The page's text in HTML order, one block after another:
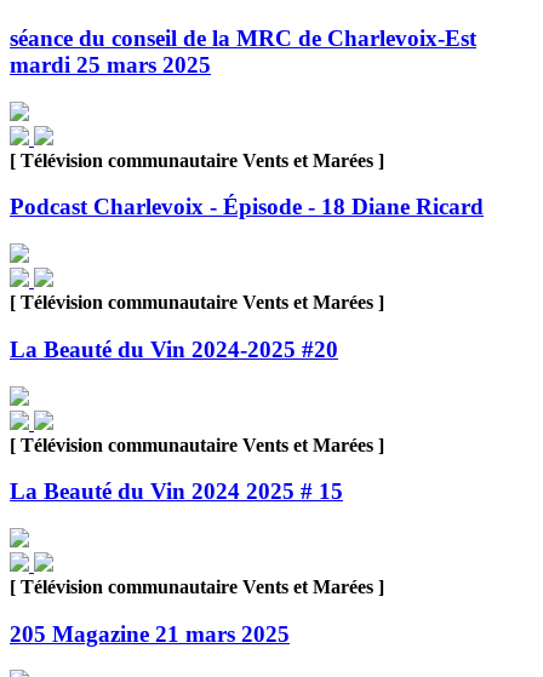
séance du conseil de la MRC de Charlevoix-Est
mardi 25 mars 2025
[ Télévision communautaire Vents et Marées ]
Podcast Charlevoix - Épisode - 18 Diane Ricard
[ Télévision communautaire Vents et Marées ]
La Beauté du Vin 2024-2025 #20
[ Télévision communautaire Vents et Marées ]
La Beauté du Vin 2024 2025 # 15
[ Télévision communautaire Vents et Marées ]
205 Magazine 21 mars 2025